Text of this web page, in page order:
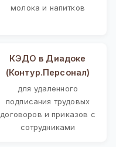
молока и напитков
КЭДО в Диадоке
(Контур.Персонал)
для удаленного
подписания трудовых
договоров и приказов с
сотрудниками